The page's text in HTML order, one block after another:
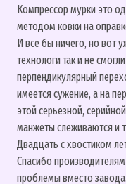
Компрессор мурки это
методом ковки на
И все бы ничего, но вот
технологи так и не
перпендикулярный
имеется сужение, а на
этой серьезной,
манжеты слеживаются и
Двадцать с хвостиком
Спасибо
проблемы вместо завода.